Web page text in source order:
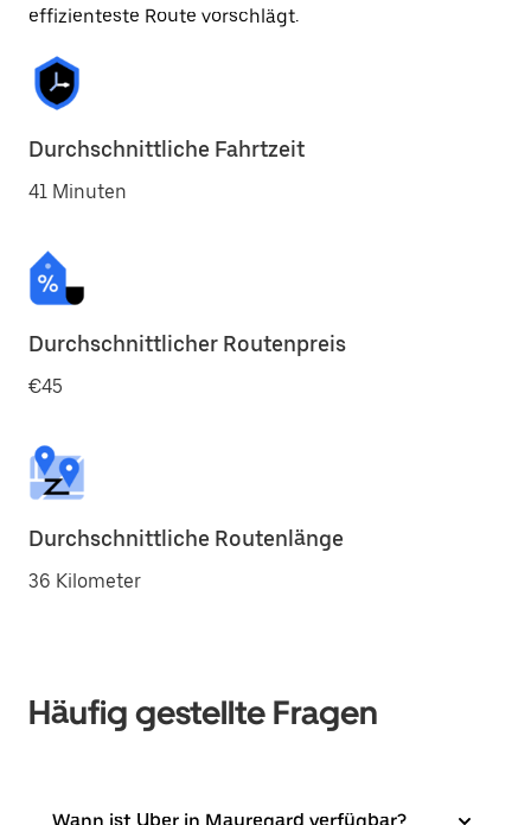
effizienteste Route vorschlägt.
Durchschnittliche Fahrtzeit
41 Minuten
Durchschnittlicher Routenpreis
€45
Durchschnittliche Routenlänge
36 Kilometer
Häufig gestellte Fragen